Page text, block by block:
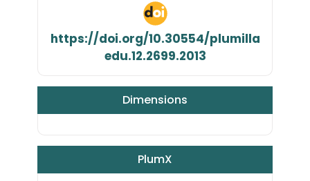
https://doi.org/10.30554/plumilla
edu.12.2699.2013
Dimensions
PlumX